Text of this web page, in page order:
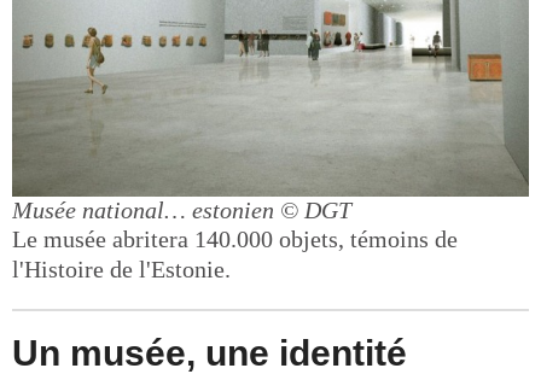
Musée national… estonien © DGT
Le musée abritera 140.000 objets, témoins de
l'Histoire de l'Estonie.
Un musée, une identité